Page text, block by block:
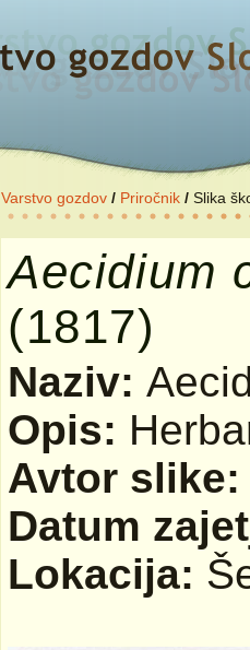
Varstvo gozdov / Priročnik / Slika
Aecidium
(1817)
Naziv:
Opis:
Avtor
Datum
Lokacija: